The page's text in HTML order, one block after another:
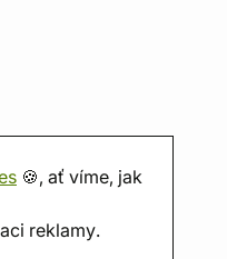
🍪, ať víme, jak
reklamy.